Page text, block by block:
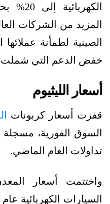
المزيد من الشركات
الصينية لطمأنة
خفض الدعم التي شملت
أسعار الليثيوم
قفزت أسعار كربونات
السوق الفورية، مسجلة
تداولات العام الماضي.
واختتمت أسعار